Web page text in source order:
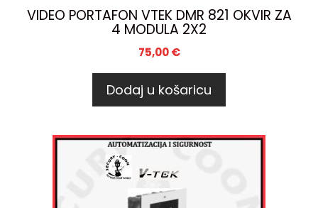
VIDEO PORTAFON VTEK DMR 821 OKVIR ZA
4 MODULA 2X2
75,00€
Dodaj u košaricu